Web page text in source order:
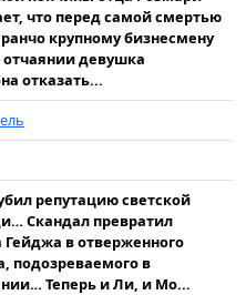
что перед самой смертью
крупному бизнесмену
девушка
отказать...
репутацию светской
Скандал превратил
в отверженного
подозреваемого в
Теперь и Ли, и Мо...